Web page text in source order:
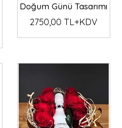
Doğum Günü Tasarımı
2750,00 TL+KDV